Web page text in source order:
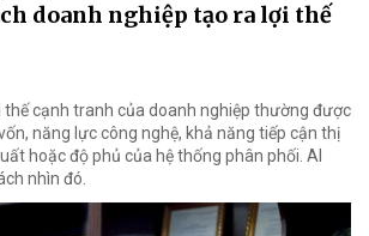
doanh nghiệp tạo ra lợi thế
thế cạnh tranh của doanh nghiệp thường được
năng lực công nghệ, khả năng tiếp cận thị
hoặc độ phủ của hệ thống phân phối. AI
nhìn đó.